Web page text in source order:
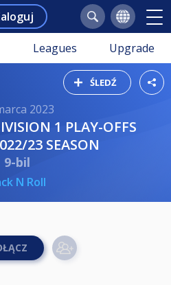
Leagues Upgrade
ŚLEDŹ
2023
23 SEASON
9-bil
N Roll